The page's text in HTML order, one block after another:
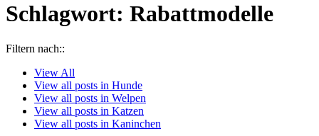
Schlagwort: Rabattmodelle
Filtern nach::
View All
View all posts in Hunde
View all posts in Welpen
View all posts in Katzen
View all posts in Kaninchen